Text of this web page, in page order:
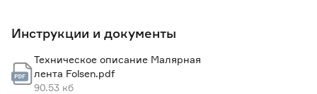
Цвет Желтый
УФ устойчивость (дней)
Инструкции и документы
Техническое описание Малярная
лента Folsen.pdf
90.53 кб